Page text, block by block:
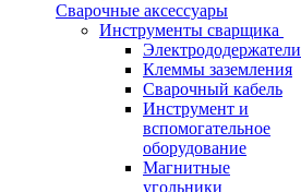
Сварочные аксессуары
Инструменты сварщика
Электрододержатели
Клеммы заземления
Сварочный кабель
Инструмент и
вспомогательное
оборудование
Магнитные
угольники